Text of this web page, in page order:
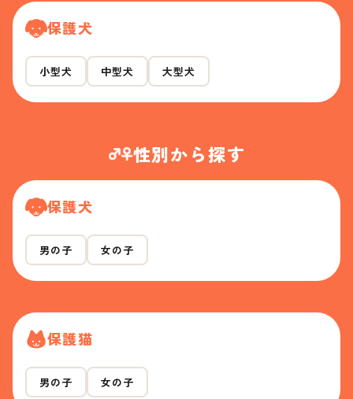
保護犬
小型犬 中型犬 大型犬
性別から探す
保護犬
男の子 女の子
保護猫
男の子 女の子